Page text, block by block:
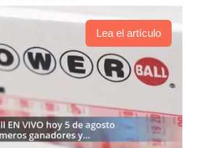
Lea el artículo